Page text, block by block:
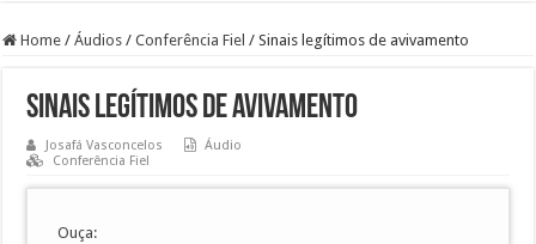
Home / Áudios / Conferência Fiel / Sinais legítimos de avivamento
Sinais legítimos de avivamento
Josafá Vasconcelos
Áudio
Conferência Fiel
Ouça: